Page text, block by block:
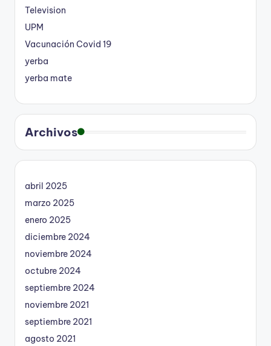
Television
UPM
Vacunación Covid 19
yerba
yerba mate
Archivos
abril 2025
marzo 2025
enero 2025
diciembre 2024
noviembre 2024
octubre 2024
septiembre 2024
noviembre 2021
septiembre 2021
agosto 2021